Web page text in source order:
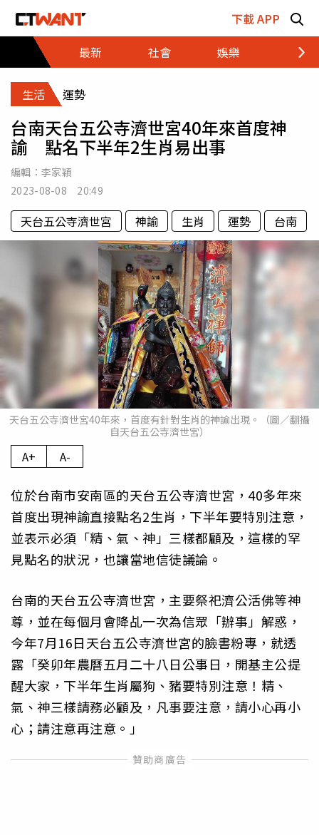
下載 APP
最新
社會 娛樂 財經
生活 運勢
台南天台五公寺濟世宮40年來首度神
諭 點名下半年2生肖易出事
編輯： 李家穎
2023-08-08 20:49
天台五公寺濟世宮 神諭 生肖 運勢 台南
天台五公寺濟世宮40年來，首度有針對生肖的神諭出現。（圖／翻攝
自天台五公寺濟世宮）
A+ A-
位於台南市安南區的天台五公寺濟世宮，40多年來
首度出現神諭直接點名2生肖，下半年要特別注意，
並表示必須「精、氣、神」三樣都顧及，這樣的罕
見點名的狀況，也讓當地信徒議論。
台南的天台五公寺濟世宮，主要祭祀濟公活佛等神
尊，並在每個月會降乩一次為信眾「辦事」解惑，
今年7月16日天台五公寺濟世宮的臉書粉專，就透
露「癸卯年農曆五月二十八日公事日，開基主公提
醒大家，下半年生肖屬狗、豬要特別注意！精、
氣、神三樣請務必顧及，凡事要注意，請小心再小
心；請注意再注意。」